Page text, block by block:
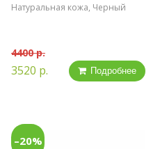
Натуральная кожа, Черный
4400 р.
3520 р. Подробнее
–20%